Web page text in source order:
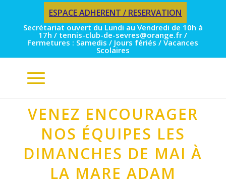
ESPACE ADHERENT / RESERVATION
Secrétariat ouvert du Lundi au Vendredi de 10h à
17h / tennis-club-de-sevres@orange.fr /
Fermetures : Samedis / Jours fériés / Vacances
Scolaires
VENEZ ENCOURAGER
NOS ÉQUIPES LES
DIMANCHES DE MAI À
LA MARE ADAM